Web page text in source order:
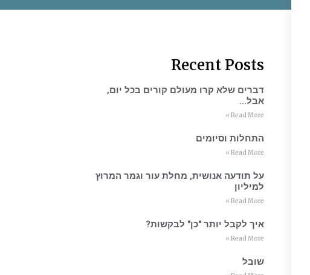
Recent Posts
דברים שלא קרו מעולם קורים בכל יום,
אבל…
Read More »
התחלות וסיומים
Read More »
על תודעה אנושית, מחלת עור וגמר המרוץ
למיליון
Read More »
איך לקבל יותר "כן" לבקשות?
Read More »
שובל